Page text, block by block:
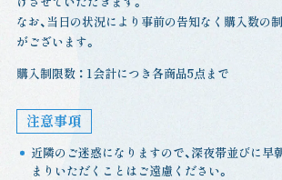
なお、当日の状況により事前の告知なく購入数の
がございます。
購入制限数 ： 1会計につき各商品5点まで
注意事項
近隣のご迷惑になりますので、深夜帯並びに早
まりいただくことはご遠慮ください。